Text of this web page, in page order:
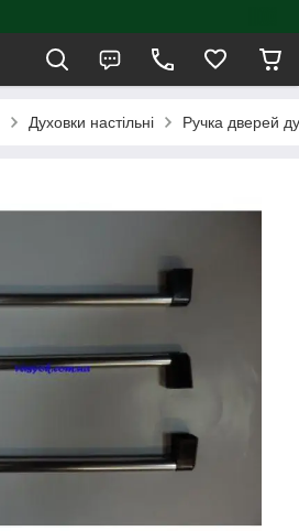
Духовки настільні Ручка дверей